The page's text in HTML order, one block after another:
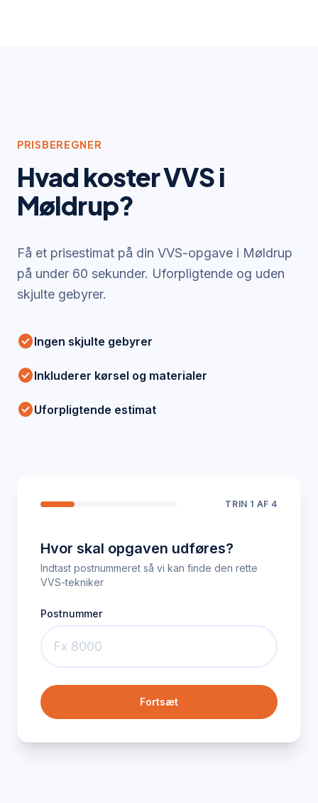
PRISBEREGNER
Hvad koster VVS i
Møldrup?
Få et prisestimat på din VVS-opgave i Møldrup
på under 60 sekunder. Uforpligtende og uden
skjulte gebyrer.
check_circleIngen skjulte gebyrer
check_circleInkluderer kørsel og materialer
check_circleUforpligtende estimat
TRIN 1 AF 4
Hvor skal opgaven udføres?
Indtast postnummeret så vi kan finde den rette
VVS-tekniker
Postnummer
Fortsæt